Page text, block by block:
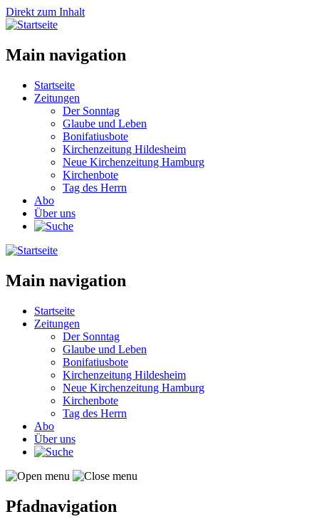
Direkt zum Inhalt
Main navigation
Startseite
Zeitungen
Der Sonntag
Glaube und Leben
Bonifatiusbote
Kirchenzeitung Hildesheim
Neue Kirchenzeitung Hamburg
Kirchenbote
Tag des Herrn
Abo
Über uns
Main navigation
Startseite
Zeitungen
Der Sonntag
Glaube und Leben
Bonifatiusbote
Kirchenzeitung Hildesheim
Neue Kirchenzeitung Hamburg
Kirchenbote
Tag des Herrn
Abo
Über uns
Pfadnavigation